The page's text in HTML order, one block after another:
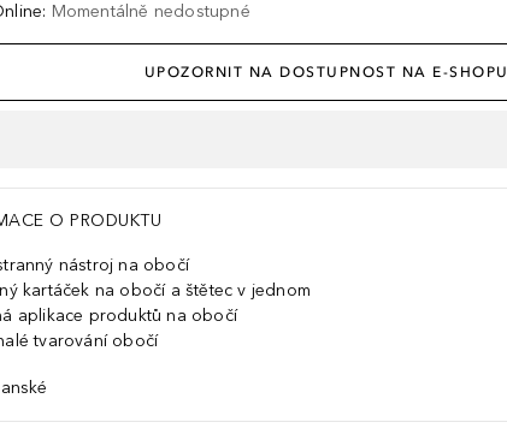
: Momentálně nedostupné
UPOZORNIT NA DOSTUPNOST NA E-SHOPU
O PRODUKTU
nástroj na obočí
kartáček na obočí a štětec v jednom
aplikace produktů na obočí
tvarování obočí